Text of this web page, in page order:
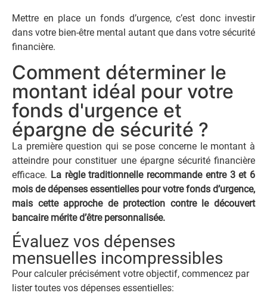
Mettre en place un fonds d’urgence, c’est donc investir
dans votre bien-être mental autant que dans votre sécurité
financière.
Comment déterminer le
montant idéal pour votre
fonds d'urgence et
épargne de sécurité ?
La première question qui se pose concerne le montant à
atteindre pour constituer une épargne sécurité financière
efficace. La règle traditionnelle recommande entre 3 et 6
mois de dépenses essentielles pour votre fonds d’urgence,
mais cette approche de protection contre le découvert
bancaire mérite d’être personnalisée.
Évaluez vos dépenses
mensuelles incompressibles
Pour calculer précisément votre objectif, commencez par
lister toutes vos dépenses essentielles: